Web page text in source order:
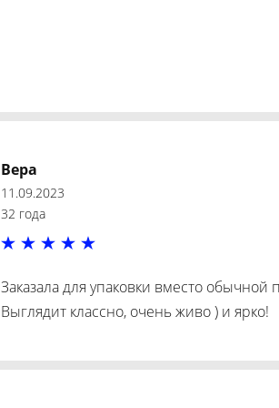
Вера
11.09.2023
32 года
Заказала для упаковки вместо обычной
Выглядит классно, очень живо ) и ярко!